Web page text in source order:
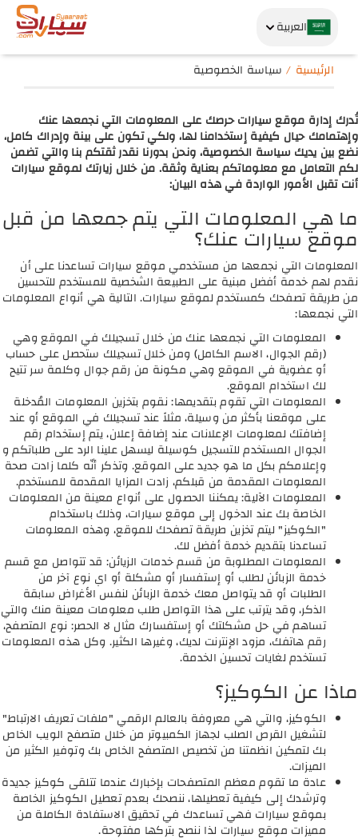
العربية
الرئيسية سياسة الخصوصية
تُدرك إدارة موقع سيارات حرصك على المعلومات التي نجمعها عنك
وإهتمامك حيال كيفية إستخدامنا لها، ولكي تكون على بينة وإدراك كامل،
نضع بين يديك سياسة الخصوصية، ونحن بدورنا نقدر ثقتكم بنا والتي تضمن
لكم التعامل مع معلوماتكم بعناية وثقة. من خلال زيارتك لموقع سيارات
أنت تقبل الأمور الواردة في هذه البيان:
ما هي المعلومات التي يتم جمعها من قبل
موقع سيارات عنك؟
المعلومات التي نجمعها من مستخدمي موقع سيارات تساعدنا على أن
نقدم لهم خدمة أفضل مبنية على الطبيعة الشخصية للمستخدم للتحسين
من طريقة تصفحك كمستخدم لموقع سيارات. التالية هي أنواع المعلومات
التي نجمعها:
المعلومات التي نجمعها عنك من خلال تسجيلك في الموقع وهي
(رقم الجوال، الاسم الكامل) ومن خلال تسجيلك ستحصل على حساب
أو عضوية في الموقع وهي مكونة من رقم جوال وكلمة سر تتيح
لك استخدام الموقع.
المعلومات التي تقوم بتقديمها: نقوم بتخزين المعلومات المُدخلة
على موقعنا بأكثر من وسيلة، مثلاً عند تسجيلك في الموقع أو عند
إضافتك لمعلومات الإعلانات عند إضافة إعلان، يتم إستخدام رقم
الجوال المستخدم للتسجيل كوسيلة ليسهل علينا الرد على طلباتكم و
وإعلامكم بكل ما هو جديد على الموقع. وتذكر أنّه كلما زادت صحة
المعلومات المقدمة من قبلكم، زادت المزايا المقدمة للمستخدم.
المعلومات الآلية: يمكننا الحصول على أنواع معينة من المعلومات
الخاصة بك عند الدخول إلى موقع سيارات، وذلك باستخدام
"الكوكيز" ليتم تخزين طريقة تصفحك للموقع، وهذه المعلومات
تساعدنا بتقديم خدمة أفضل لك.
المعلومات المطلوبة من قسم خدمات الزيائن: قد تتواصل مع قسم
خدمة الزبائن لطلب أو إستفسار أو مشكلة أو اي نوع آخر من
الطلبات أو قد يتواصل معك خدمة الزبائن لنفس الأغراض سابقة
الذكر، وقد يترتب على هذا التواصل طلب معلومات معينة منك والتي
تساهم في حل مشكلتك أو إستفسارك مثال لا الحصر: نوع المتصفح،
رقم هاتفك، مزود الإنترنت لديك، وغيرها الكثير. وكل هذه المعلومات
تستخدم لغايات تحسين الخدمة.
ماذا عن الكوكيز؟
الكوكيز، والتي هي معروفة بالعالم الرقمي "ملفات تعريف الارتباط"
لتشغيل القرص الصلب لجهاز الكمبيوتر من خلال متصفح الويب الخاص
بك لتمكين انظمتنا من تخصيص المتصفح الخاص بك وتوفير الكثير من
الميزات.
عادة ما تقوم معظم المتصفحات بإخبارك عندما تتلقى كوكيز جديدة
وترشدك إلى كيفية تعطيلها، ننصحك بعدم تعطيل الكوكيز الخاصة
بموقع سيارات فهي تساعدك في تحقيق الاستفادة الكاملة من
مميزات موقع سيارات لذا ننصح بتركها مفتوحة.